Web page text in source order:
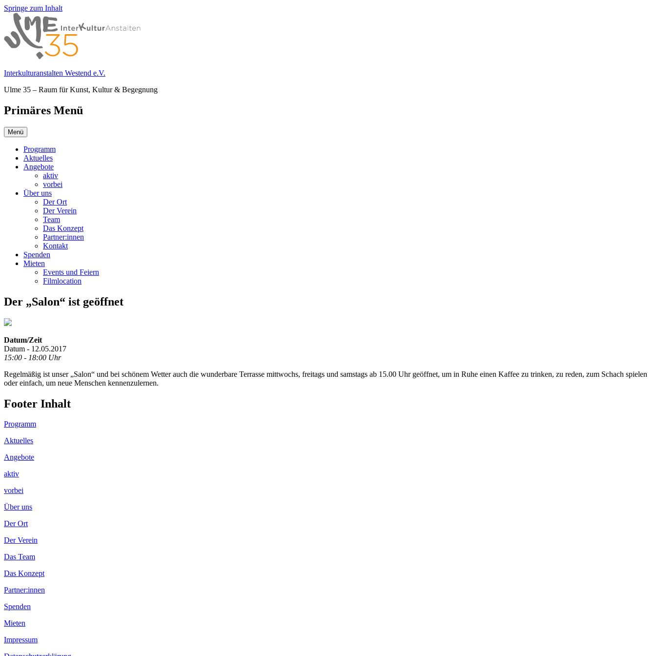
Springe zum Inhalt
Interkulturanstalten Westend e.V.
Ulme 35 – Raum für Kunst, Kultur & Begegnung
Primäres Menü
Menü
Programm
Aktuelles
Angebote
aktiv
vorbei
Über uns
Der Ort
Der Verein
Team
Das Konzept
Partner:innen
Kontakt
Spenden
Mieten
Events und Feiern
Filmlocation
Der „Salon“ ist geöffnet
Datum/Zeit
Datum - 12.05.2017
15:00 - 18:00 Uhr
Regelmäßig ist unser „Salon“ und bei schönem Wetter auch die wunderbare Terrasse mittwochs, freitags und samstags ab 15.00 Uhr geöffnet, um in Ruhe einen Kaffee zu trinken, zu reden, zum Schach spielen
oder einfach, um neue Menschen kennenzulernen.
Footer Inhalt
Programm
Aktuelles
Angebote
aktiv
vorbei
Über uns
Der Ort
Der Verein
Das Team
Das Konzept
Partner:innen
Spenden
Mieten
Impressum